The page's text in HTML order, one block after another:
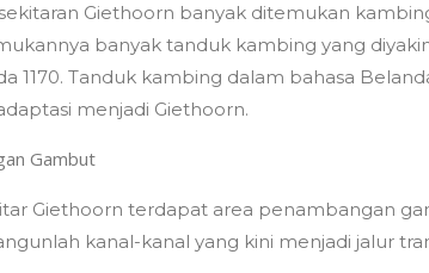
Giethoorn banyak ditemukan
banyak tanduk kambing yang
1170. Tanduk kambing dalam bahasa
menjadi Giethoorn.
Gambut
Giethoorn terdapat area penambangan
kanal-kanal yang kini menjadi jalur